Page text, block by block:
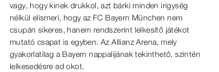
vagy, hogy kinek drukkol, azt bárki minden irigység
nélkül elismeri, hogy az FC Bayern München nem
csupán sikeres, hanem rendszerint lelkesítő játékot
mutató csapat is egyben. Az Allianz Arena, mely
gyakorlatilag a Bayern nappalijának tekinthető, szintén
lelkesedésre ad okot.